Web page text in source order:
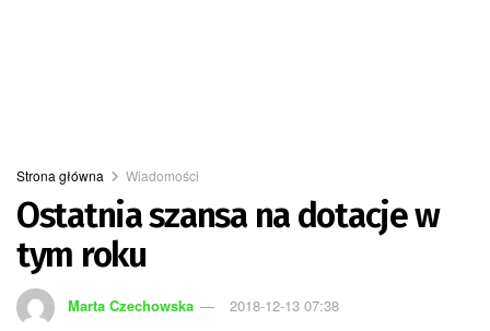
Strona główna Wiadomości
Ostatnia szansa na dotacje w
tym roku
Marta Czechowska 2018-12-13 07:38